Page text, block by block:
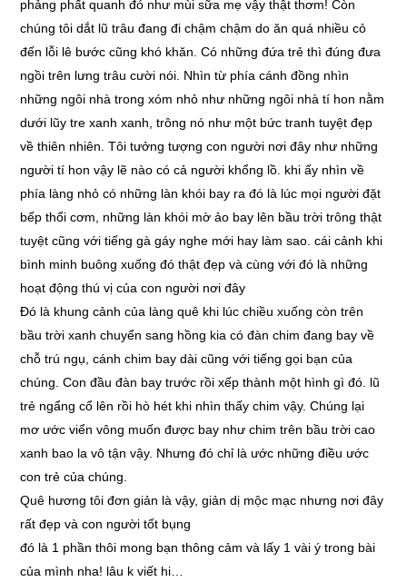
phảng phất quanh đó như mùi sữa mẹ vậy thật thơm! Còn
chúng tôi dắt lũ trâu đang đi chậm chậm do ăn quá nhiều cỏ
đến lỗi lê bước cũng khó khăn. Có những đứa trẻ thì đúng đưa
ngồi trên lưng trâu cười nói. Nhìn từ phía cánh đồng nhìn
những ngôi nhà trong xóm nhỏ như những ngôi nhà tí hon nằm
dưới lũy tre xanh xanh, trông nó như một bức tranh tuyệt đẹp
về thiên nhiên. Tôi tưởng tượng con người nơi đây như những
người tí hon vậy lẽ nào có cả người khổng lồ. khi ấy nhìn về
phía làng nhỏ có những làn khói bay ra đó là lúc mọi người đặt
bếp thổi cơm, những làn khói mờ ảo bay lên bầu trời trông thật
tuyệt cũng với tiếng gà gáy nghe mới hay làm sao. cái cảnh khi
bình minh buông xuống đó thật đẹp và cùng với đó là những
hoạt động thú vị của con người nơi đây
Đó là khung cảnh của làng quê khi lúc chiều xuống còn trên
bầu trời xanh chuyển sang hồng kia có đàn chim đang bay về
chỗ trú ngụ, cánh chim bay dài cũng với tiếng gọi bạn của
chúng. Con đầu đàn bay trước rồi xếp thành một hình gì đó. lũ
trẻ ngẩng cổ lên rồi hò hét khi nhìn thấy chim vậy. Chúng lại
mơ ước viển vông muốn được bay như chim trên bầu trời cao
xanh bao la vô tận vậy. Nhưng đó chỉ là ước những điều ước
con trẻ của chúng.
Quê hương tôi đơn giản là vậy, giản dị mộc mạc nhưng nơi đây
rất đẹp và con người tốt bụng
đó là 1 phần thôi mong bạn thông cảm và lấy 1 vài ý trong bài
của mình nha! lâu k viết hi…